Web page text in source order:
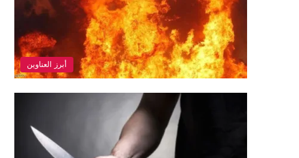
أبرز العناوين